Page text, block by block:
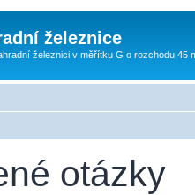
železnice
železnici v měřítku G o rozchodu 45
otázky